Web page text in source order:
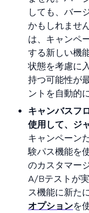
しても、バー
かもしれませ
は、キャンペ
する新しい機
状態を考慮に
持つ可能性が
ントを自動的
キャンバスフ
使用して、ジ
キャンペーン
験パス機能を
のカスタマー
A/Bテストが
ス機能に新た
オプションを